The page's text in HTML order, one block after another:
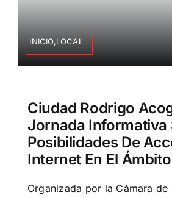
INICIO,LOCAL
Ciudad Rodrigo
Jornada Informativa
Posibilidades De
Internet En El
Organizada por la Cámara